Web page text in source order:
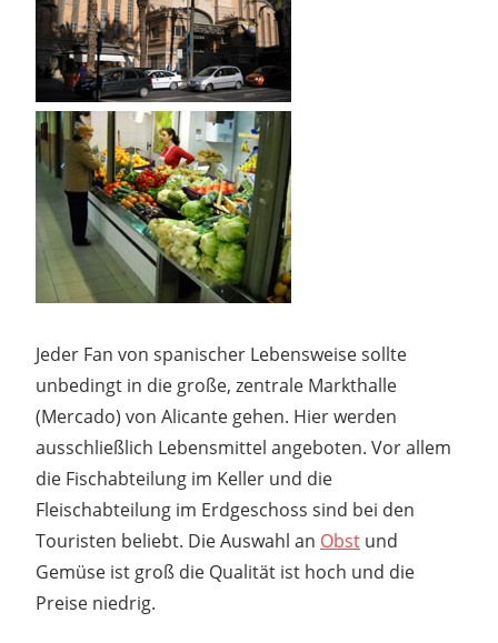
Jeder Fan von spanischer Lebensweise sollte
unbedingt in die große, zentrale Markthalle
(Mercado) von Alicante gehen. Hier werden
ausschließlich Lebensmittel angeboten. Vor allem
die Fischabteilung im Keller und die
Fleischabteilung im Erdgeschoss sind bei den
Touristen beliebt. Die Auswahl an Obst und
Gemüse ist groß die Qualität ist hoch und die
Preise niedrig.